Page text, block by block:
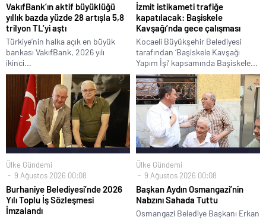
VakıfBank’ın aktif büyüklüğü
yıllık bazda yüzde 28 artışla 5,8
trilyon TL’yi aştı
Türkiye’nin halka açık en büyük
bankası VakıfBank, 2026 yılı
ikinci...
İzmit istikameti trafiğe
kapatılacak: Başiskele
Kavşağı’nda gece çalışması
Kocaeli Büyükşehir Belediyesi
tarafından ‘Başiskele Kavşağı
Yapım İşi’ kapsamında Başiskele...
Ülke Gündemi
9 Ağustos 2026 00:08
Burhaniye Belediyesi’nde 2026
Yılı Toplu İş Sözleşmesi
İmzalandı
Ülke Gündemi
9 Ağustos 2026 00:08
Başkan Aydın Osmangazi’nin
Nabzını Sahada Tuttu
Osmangazi Belediye Başkanı Erkan